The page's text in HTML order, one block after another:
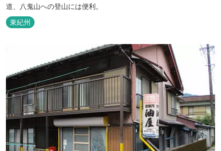
道、八鬼山への登山には便利。
東紀州